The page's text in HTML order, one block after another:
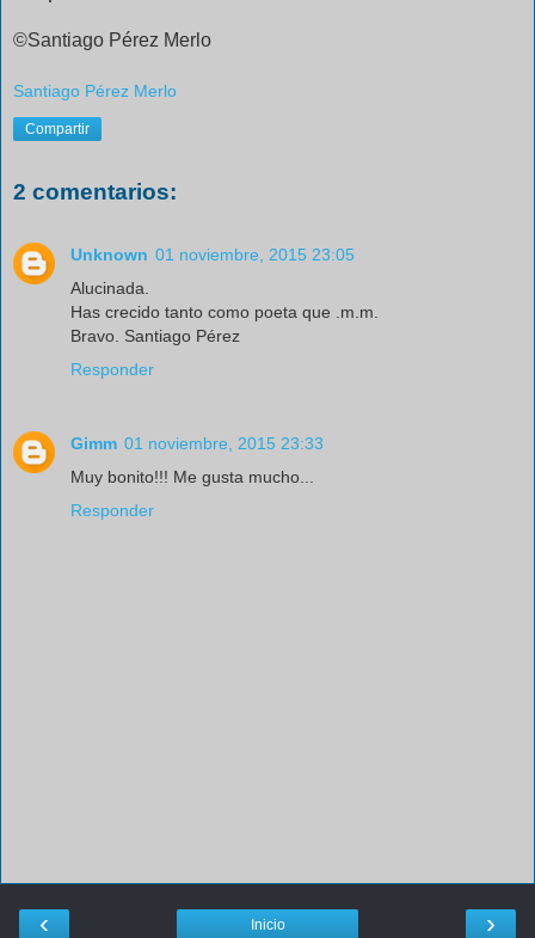
©Santiago Pérez Merlo
Santiago Pérez Merlo
Compartir
2 comentarios:
Unknown 01 noviembre, 2015 23:05
Alucinada.
Has crecido tanto como poeta que .m.m.
Bravo. Santiago Pérez
Responder
Gimm 01 noviembre, 2015 23:33
Muy bonito!!! Me gusta mucho...
Responder
‹ ›
Inicio